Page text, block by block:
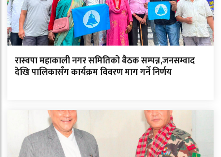
रास्वपा महाकाली नगर समितिको बैठक सम्पन्न,जनसम्वाद
देखि पालिकासँग कार्यक्रम विवरण माग गर्ने निर्णय